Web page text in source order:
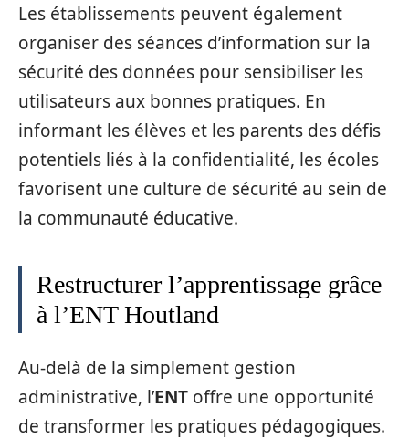
Les établissements peuvent également
organiser des séances d’information sur la
sécurité des données pour sensibiliser les
utilisateurs aux bonnes pratiques. En
informant les élèves et les parents des défis
potentiels liés à la confidentialité, les écoles
favorisent une culture de sécurité au sein de
la communauté éducative.
Restructurer l’apprentissage grâce
à l’ENT Houtland
Au-delà de la simplement gestion
administrative, l’ENT offre une opportunité
de transformer les pratiques pédagogiques.